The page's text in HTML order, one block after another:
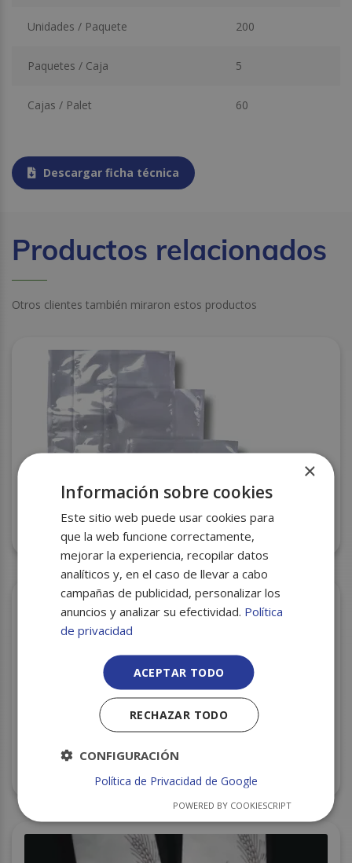
Unidades / Paquete 200
Paquetes / Caja 5
Cajas / Palet 60
Descargar ficha técnica
Productos relacionados
Otros clientes también miraron estos productos
BOLSA DE VACIO 175X250 P100 C/1000
×
Información sobre cookies
Este sitio web puede usar cookies para
que la web funcione correctamente,
mejorar la experiencia, recopilar datos
analíticos y, en el caso de llevar a cabo
campañas de publicidad, personalizar los
anuncios y analizar su efectividad. Política
de privacidad
ACEPTAR TODO
RECHAZAR TODO
CONFIGURACIÓN
Política de Privacidad de Google
POWERED BY COOKIESCRIPT